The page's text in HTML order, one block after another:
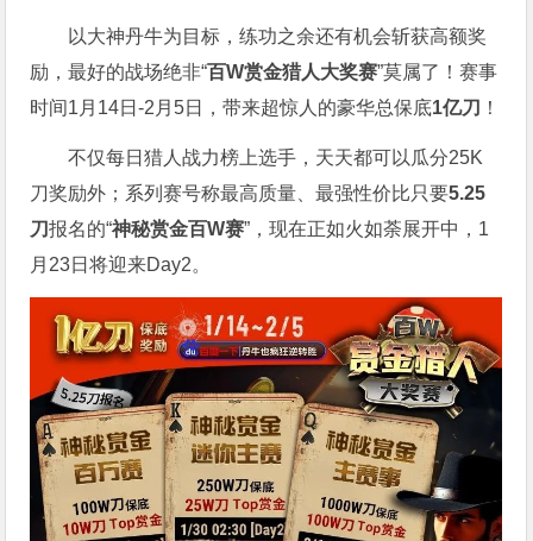
以大神丹牛为目标，练功之余还有机会斩获高额奖
励，最好的战场绝非“百W赏金猎人大奖赛”莫属了！赛事
时间1月14日-2月5日，带来超惊人的豪华总保底1亿刀 ！
不仅每日猎人战力榜上选手，天天都可以瓜分25K
刀奖励外；系列赛号称最高质量、最强性价比只要5.25
刀报名的“神秘赏金百W赛”，现在正如火如荼展开中，1
月23日将迎来Day2。